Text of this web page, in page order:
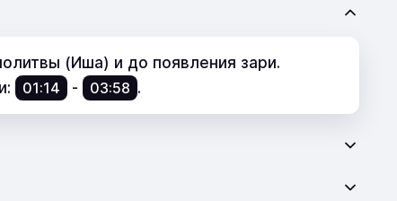
(Иша) и до появления зари.
01:14 - 03:58 .